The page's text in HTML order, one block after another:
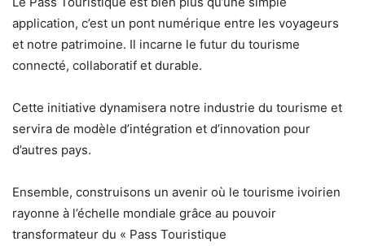
application, c’est un pont numérique entre les voyageurs
et notre patrimoine. Il incarne le futur du tourisme
connecté, collaboratif et durable.
Cette initiative dynamisera notre industrie du tourisme et
servira de modèle d’intégration et d’innovation pour
d’autres pays.
Ensemble, construisons un avenir où le tourisme ivoirien
rayonne à l’échelle mondiale grâce au pouvoir
transformateur du « Pass Touristique